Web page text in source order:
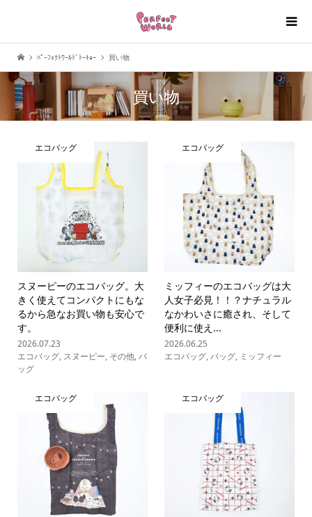
ﾊﾟｰﾌｪｸﾄﾜｰﾙﾄﾞﾄｰｷｮｰ 買い物
買い物
エコバッグ
スヌーピーのエコバッグ。大
きく使えてコンパクトにもな
るから急なお買い物も安心で
す。
2026.07.23
エコバッグ, スヌーピー, その他,バ
ッグ
エコバッグ
ミッフィーのエコバッグは大
人女子必見！！？ナチュラル
なかわいさに癒され、そして
便利に使え...
2026.06.25
エコバッグ,バッグ, ミッフィー
エコバッグ エコバッグ